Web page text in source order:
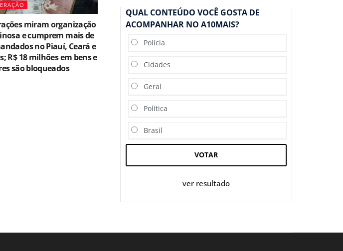
miram organização
e cumprem mais de
no Piauí, Ceará e
R$ 18 milhões em bens e
são bloqueados
QUAL CONTEÚDO VOCÊ GOSTA DE
ACOMPANHAR NO A10MAIS?
Polícia
Cidades
Geral
Política
Brasil
VOTAR
ver resultado